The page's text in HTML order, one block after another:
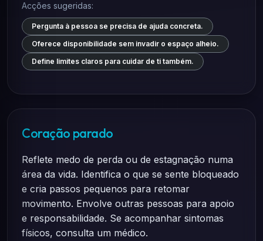
Acções sugeridas:
Pergunta à pessoa se precisa de ajuda concreta.
Oferece disponibilidade sem invadir o espaço alheio.
Define limites claros para cuidar de ti também.
Coração parado
Reflete medo de perda ou de estagnação numa
área da vida. Identifica o que se sente bloqueado
e cria passos pequenos para retomar
movimento. Envolve outras pessoas para apoio
e responsabilidade. Se acompanhar sintomas
físicos, consulta um médico.